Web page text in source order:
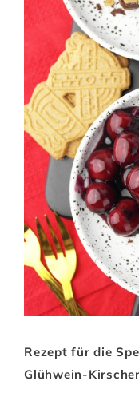
Rezept für die
Glühwein-